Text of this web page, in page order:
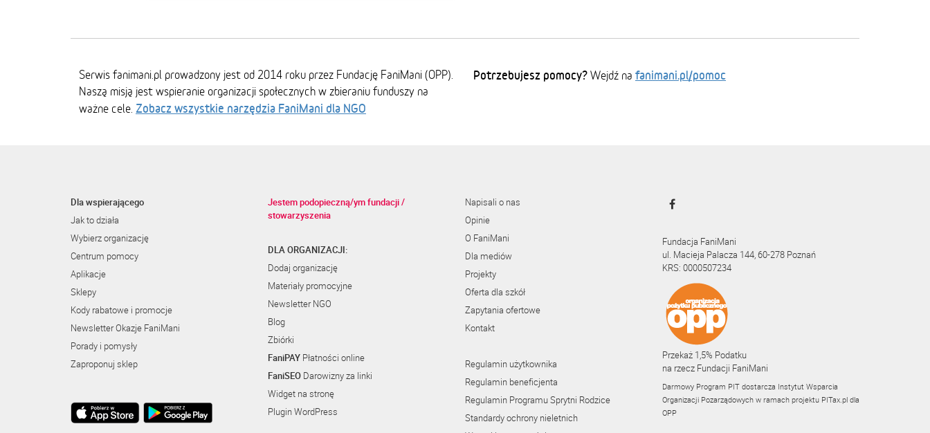
Serwis fanimani.pl prowadzony jest od 2014 roku przez Fundację FaniMani (OPP).
Naszą misją jest wspieranie organizacji społecznych w zbieraniu funduszy na
ważne cele. Zobacz wszystkie narzędzia FaniMani dla NGO
Potrzebujesz pomocy? Wejdź na fanimani.pl/pomoc
Dla wspierającego
Jak to działa
Wybierz organizację
Centrum pomocy
Aplikacje
Sklepy
Kody rabatowe i promocje
Newsletter Okazje FaniMani
Porady i pomysły
Zaproponuj sklep
Jestem podopieczną/ym fundacji /
stowarzyszenia
DLA ORGANIZACJI:
Dodaj organizację
Materiały promocyjne
Newsletter NGO
Blog
Zbiórki
FaniPAY Płatności online
FaniSEO Darowizny za linki
Widget na stronę
Plugin WordPress
Napisali o nas
Opinie
O FaniMani
Dla mediów
Projekty
Oferta dla szkół
Zapytania ofertowe
Kontakt
Regulamin użytkownika
Regulamin beneficjenta
Regulamin Programu Sprytni Rodzice
Standardy ochrony nieletnich
Fundacja FaniMani
ul. Macieja Palacza 144, 60-278 Poznań
KRS: 0000507234
Przekaż 1,5% Podatku
na rzecz Fundacji FaniMani
Darmowy Program PIT dostarcza Instytut Wsparcia
Organizacji Pozarządowych w ramach projektu PITax.pl dla
OPP